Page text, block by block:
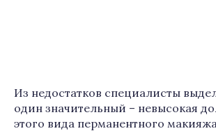
Из недостатков специалисты
один значительный – невысокая
этого вида перманентного